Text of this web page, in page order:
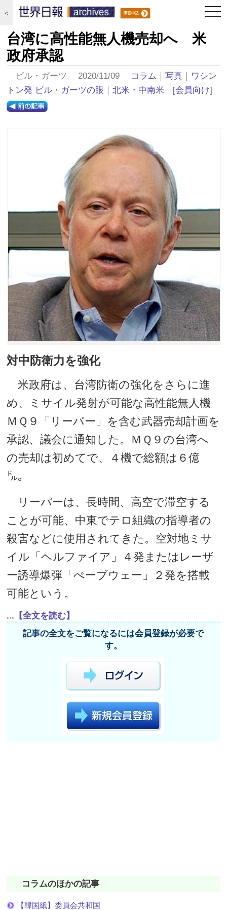
＜
台湾に高性能無人機売却へ 米
政府承認
ビル・ガーツ 2020/11/09 コラム ｜写真 ｜ ワシン
トン発 ビル・ガーツの眼 ｜北米・中南米 [会員向け]
対中防衛力を強化
米政府は、台湾防衛の強化をさらに進
め、ミサイル発射が可能な高性能無人機
ＭＱ９「リーパー」を含む武器売却計画を
承認、議会に通知した。ＭＱ９の台湾へ
の売却は初めてで、４機で総額は６億
㌦。
リーパーは、長時間、高空で滞空する
ことが可能、中東でテロ組織の指導者の
殺害などに使用されてきた。空対地ミサ
イル「ヘルファイア」４発またはレーザ
ー誘導爆弾「ぺーブウェー」２発を搭載
可能という。
...【全文を読む】
記事の全文をご覧になるには会員登録が必要で
す。
コラムのほかの記事
【韓国紙】委員会共和国